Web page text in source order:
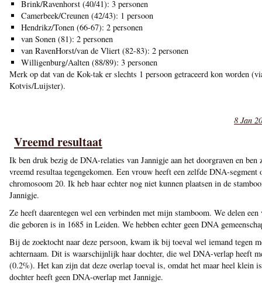
Brink/Ravenhorst (40/41): 3 personen
Camerbeek/Creunen (42/43): 1 persoon
Hendrikz/Tonen (66-67): 2 personen
van Sonen (81): 2 personen
van RavenHorst/van de Vliert (82-83): 2 personen
Willigenburg/Aalten (88/89): 3 personen
Merk op dat van de Kok-tak er slechts 1 persoon getraceerd kon worden
Kotvis/Luijster).
8 Jan
Vreemd resultaat
Ik ben druk bezig de DNA-relaties van Jannigje aan het doorgraven en ben
vreemd resultaa tegengekomen. Een vrouw heeft een zelfde DNA-segment
chromosoom 20. Ik heb haar echter nog niet kunnen plaatsen in de
Jannigje.
Ze heeft daarentegen wel een verbinden met mijn stamboom. We delen een
die geboren is in 1685 in Leiden. We hebben echter geen DNA
Bij de zoektocht naar deze persoon, kwam ik bij toeval wel iemand tegen
achternaam. Dit is waarschijnlijk haar dochter, die wel DNA-verlap heeft
(0.2%). Het kan zijn dat deze overlap toeval is, omdat het maar heel klein
dochter heeft geen DNA-overlap met Jannigje.